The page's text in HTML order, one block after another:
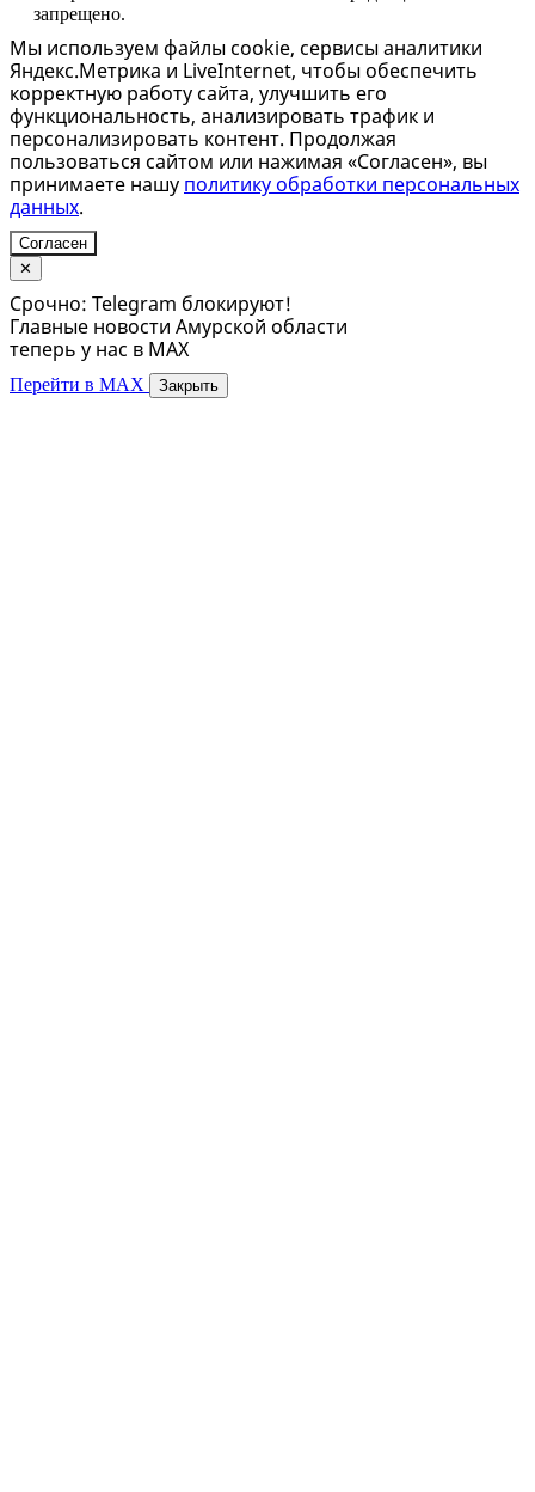
запрещено.
Мы используем файлы cookie, сервисы аналитики
Яндекс.Метрика и LiveInternet, чтобы обеспечить
корректную работу сайта, улучшить его
функциональность, анализировать трафик и
персонализировать контент. Продолжая
пользоваться сайтом или нажимая «Согласен», вы
принимаете нашу политику обработки персональных
данных.
Согласен
✕
Срочно: Telegram блокируют!
Главные новости Амурской области
теперь у нас в MAX
Перейти в MAX Закрыть